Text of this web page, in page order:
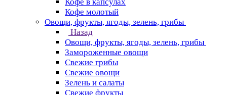
Кофе молотый
Овощи, фрукты, ягоды, зелень, грибы
Назад
Овощи, фрукты, ягоды, зелень, грибы
Замороженные овощи
Свежие грибы
Свежие овощи
Зелень и салаты
Свежие фрукты